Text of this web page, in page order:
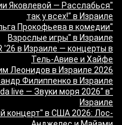
Яковлевой — Расслабься
так у всех!" в Израиле
Прокофьева в комедии
Взрослые игры" в Израиле
'26 в Израиле — концерты в
Тель-Авиве и Хайфе
Леонидов в Израиле 2026
Филиппенко в Израиле
live — Звуки моря 2026" в
Израиле
концерт" в США 2026: Лос-